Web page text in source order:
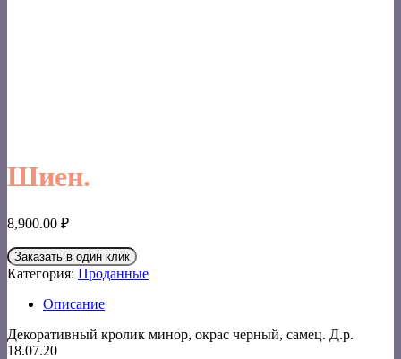
Шиен.
8,900.00 ₽
Заказать в один клик
Категория: Проданные
Описание
Декоративный кролик минор, окрас черный, самец. Д.р.
18.07.20